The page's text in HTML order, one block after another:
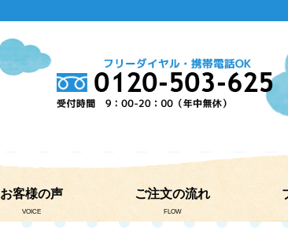
お客様の声
VOICE
ご注文の流れ
FLOW